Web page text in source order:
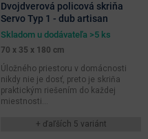
Dvojdverová policová skriňa
Servo Typ 1 - dub artisan
Skladom u dodávateľa >5 ks
70 x 35 x 180 cm
Úložného priestoru v domácnosti
nikdy nie je dosť, preto je skriňa
praktickým riešením do každej
miestnosti...
+ ďaľších 5 variánt